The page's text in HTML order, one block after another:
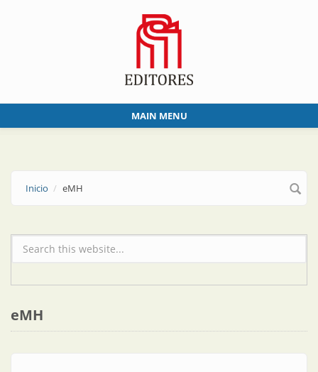
MAIN MENU
Inicio eMH
Formulario de búsqueda
eMH